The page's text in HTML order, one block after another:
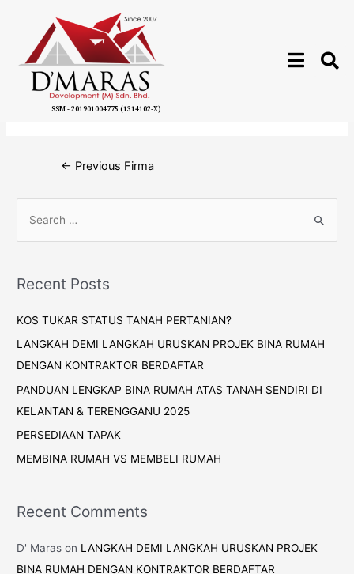
SSM - 201901004775 (1314102-X)
Firma 2
←Previous Firma
Recent Posts
KOS TUKAR STATUS TANAH PERTANIAN?
LANGKAH DEMI LANGKAH URUSKAN PROJEK BINA RUMAH
DENGAN KONTRAKTOR BERDAFTAR
PANDUAN LENGKAP BINA RUMAH ATAS TANAH SENDIRI DI
PERSEDIAAN TAPAK